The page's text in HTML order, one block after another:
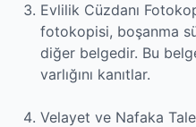
Evlilik Cüzdanı
fotokopisi, boşanma
diğer belgedir. Bu
varlığını kanıtlar.
Velayet ve Nafaka